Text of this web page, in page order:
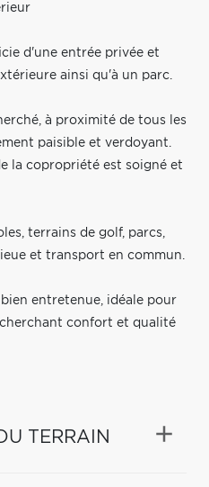
d'une entrée privée et
ainsi qu'à un parc.
à proximité de tous les
paisible et verdoyant.
la copropriété est soigné et
terrains de golf, parcs,
et transport en commun.
entretenue, idéale pour
confort et qualité
TERRAIN